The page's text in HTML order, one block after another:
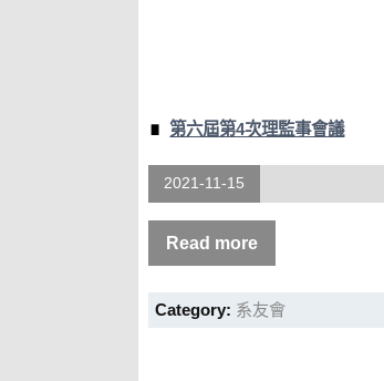
第六屆第4次理監事會議
2021-11-15
Read more
Category: 系友會